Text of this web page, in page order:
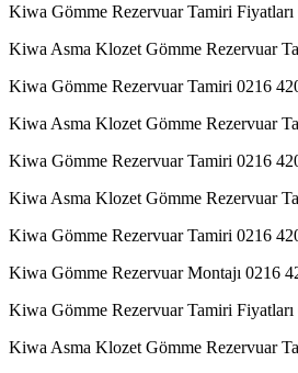
Kiwa Gömme Rezervuar Tamiri
Kiwa Asma Klozet Gömme Rezervuar
Kiwa Gömme Rezervuar Tamiri 0216
Kiwa Asma Klozet Gömme Rezervuar
Kiwa Gömme Rezervuar Tamiri 0216
Kiwa Asma Klozet Gömme Rezervuar
Kiwa Gömme Rezervuar Tamiri 0216
Kiwa Gömme Rezervuar Montajı 0216
Kiwa Gömme Rezervuar Tamiri
Kiwa Asma Klozet Gömme Rezervuar